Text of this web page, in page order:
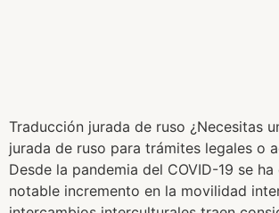
Traducción jurada de ruso ¿Necesitas
jurada de ruso para trámites legales o
Desde la pandemia del COVID-19 se
notable incremento en la movilidad